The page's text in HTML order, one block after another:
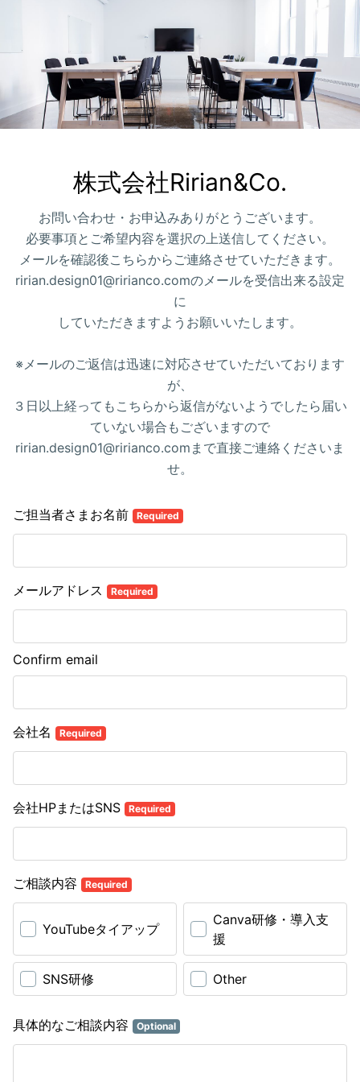
株式会社Ririan&Co.
お問い合わせ・お申込みありがとうございます。
必要事項とご希望内容を選択の上送信してください。
メールを確認後こちらからご連絡させていただきます。
ririan.design01@ririanco.comのメールを受信出来る設定
に
していただきますようお願いいたします。
※メールのご返信は迅速に対応させていただいております
が、
３日以上経ってもこちらから返信がないようでしたら届い
ていない場合もございますので
ririan.design01@ririanco.comまで直接ご連絡くださいま
せ。
ご担当者さまお名前 Required
メールアドレス Required
Confirm email
会社名 Required
会社HPまたはSNS Required
ご相談内容 Required
YouTubeタイアップ
Canva研修・導入支
援
SNS研修 Other
具体的なご相談内容 Optional